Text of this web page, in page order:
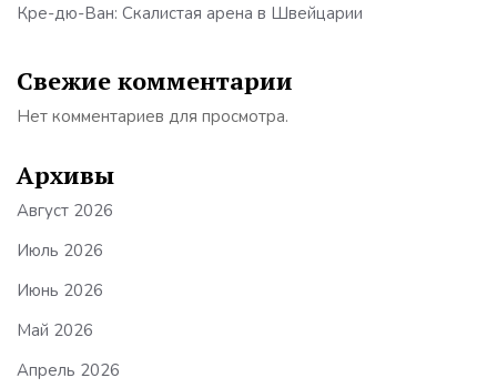
Кре-дю-Ван: Скалистая арена в Швейцарии
Свежие комментарии
Нет комментариев для просмотра.
Архивы
Август 2026
Июль 2026
Июнь 2026
Май 2026
Апрель 2026